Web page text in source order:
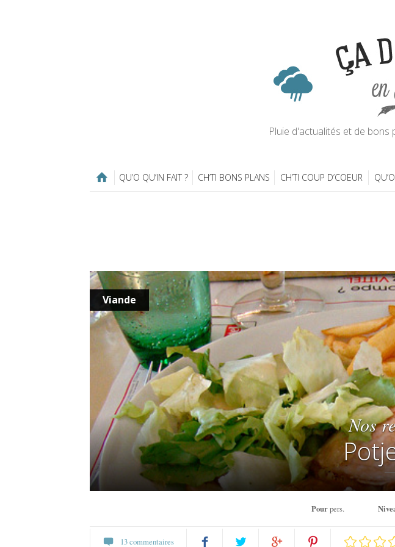
Pluie d'actualités et de bons
QU’O QU’IN FAIT ? CH’TI BONS PLANS CH’TI COUP D’COEUR
Viande
Nos
Pourpers.
13 commentaires